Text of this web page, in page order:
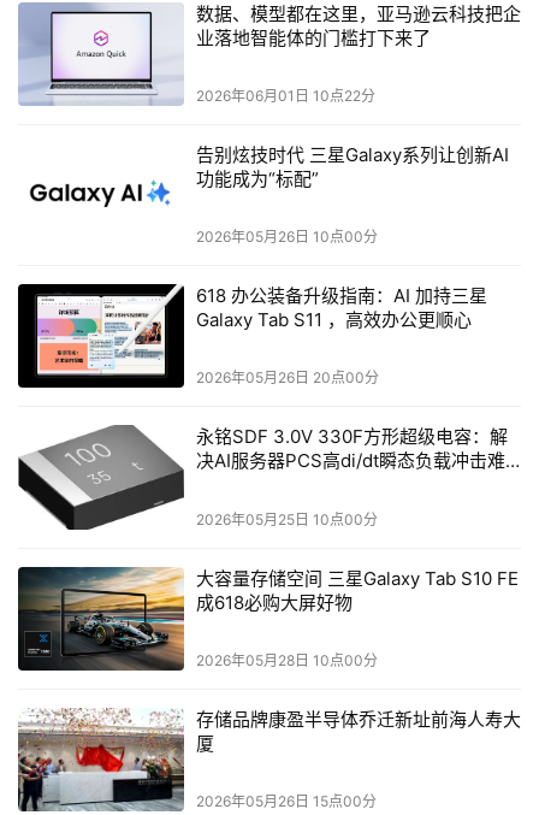
英特尔公司执行副总裁兼数据中心事业部总经理
特尔至强 6+处理器（图片来源：英特尔公司）
英特尔至强
数据、模型都在这里，亚马逊云科技把企
业落地智能体的门槛打下来了
2026年06月01日 10点22分
告别炫技时代 三星Galaxy系列让创新AI
功能成为“标配”
2026年05月26日 10点00分
618 办公装备升级指南：AI 加持三星
Galaxy Tab S11 ，高效办公更顺心
2026年05月26日 20点00分
永铭SDF 3.0V 330F方形超级电容：解
决AI服务器PCS高di/dt瞬态负载冲击难
2026年05月25日 10点00分
大容量存储空间 三星Galaxy Tab S10 FE
成618必购大屏好物
2026年05月28日 10点00分
存储品牌康盈半导体乔迁新址前海人寿大
厦
2026年05月26日 15点00分